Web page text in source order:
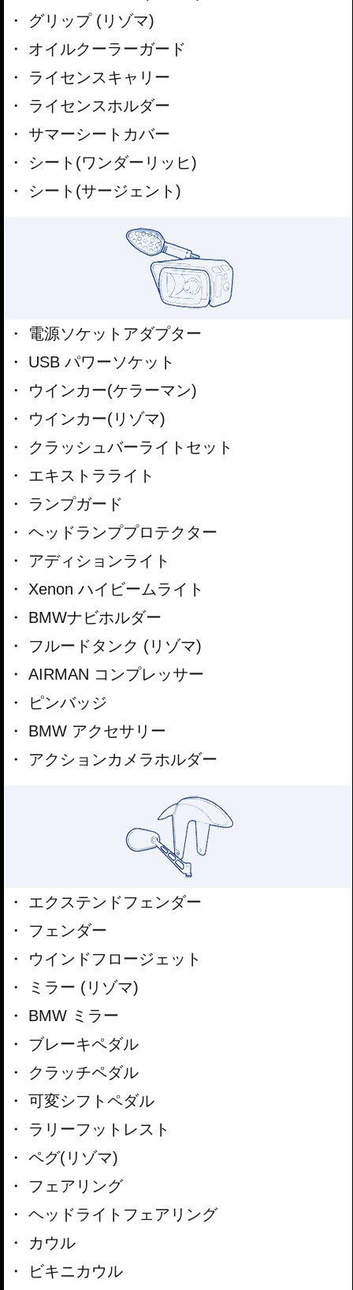
グリップ (リゾマ)
オイルクーラーガード
ライセンスキャリー
ライセンスホルダー
サマーシートカバー
シート(ワンダーリッヒ)
シート(サージェント)
電源ソケットアダプター
USB パワーソケット
ウインカー(ケラーマン)
ウインカー(リゾマ)
クラッシュバーライトセット
エキストラライト
ランプガード
ヘッドランププロテクター
アディションライト
Xenon ハイビームライト
BMWナビホルダー
フルードタンク (リゾマ)
AIRMAN コンプレッサー
ピンバッジ
BMW アクセサリー
アクションカメラホルダー
エクステンドフェンダー
フェンダー
ウインドフロージェット
ミラー (リゾマ)
BMW ミラー
ブレーキペダル
クラッチペダル
可変シフトペダル
ラリーフットレスト
ペグ(リゾマ)
フェアリング
ヘッドライトフェアリング
カウル
ビキニカウル